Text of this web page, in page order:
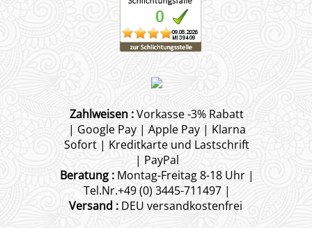
Zahlweisen :Vorkasse -3% Rabatt
| Google Pay | Apple Pay | Klarna
Sofort | Kreditkarte und Lastschrift
| PayPal
Beratung :Montag-Freitag 8-18 Uhr |
Tel.Nr.+49 (0) 3445-711497 |
Versand :DEU versandkostenfrei